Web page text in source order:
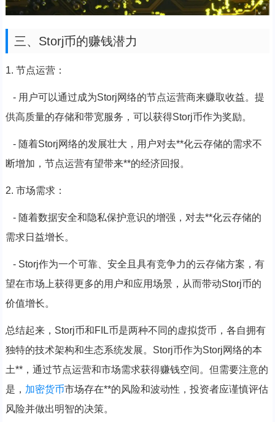
三、Storj币的赚钱潜力
1. 节点运营：
- 用户可以通过成为Storj网络的节点运营商来赚取收益。提
供高质量的存储和带宽服务，可以获得Storj币作为奖励。
- 随着Storj网络的发展壮大，用户对去**化云存储的需求不
断增加，节点运营有望带来**的经济回报。
2. 市场需求：
- 随着数据安全和隐私保护意识的增强，对去**化云存储的
需求日益增长。
- Storj作为一个可靠、安全且具有竞争力的云存储方案，有
望在市场上获得更多的用户和应用场景，从而带动Storj币的
价值增长。
总结起来，Storj币和FIL币是两种不同的虚拟货币，各自拥有
独特的技术架构和生态系统发展。Storj币作为Storj网络的本
土**，通过节点运营和市场需求获得赚钱空间。但需要注意的
是， 加密货币市场存在**的风险和波动性，投资者应谨慎评估
风险并做出明智的决策。